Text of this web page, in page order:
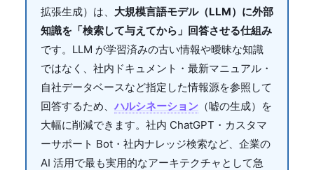
拡張生成）は、 大規模言語モデル（LLM）に外部
知識を「検索して与えてから」回答させる仕組み
です。LLM が学習済みの古い情報や曖昧な知識
ではなく、社内ドキュメント・最新マニュアル・
自社データベースなど指定した情報源を参照して
回答するため、ハルシネーション （嘘の生成）を
大幅に削減できます。社内 ChatGPT・カスタマ
ーサポート Bot・社内ナレッジ検索など、企業の
AI 活用で最も実用的なアーキテクチャとして急